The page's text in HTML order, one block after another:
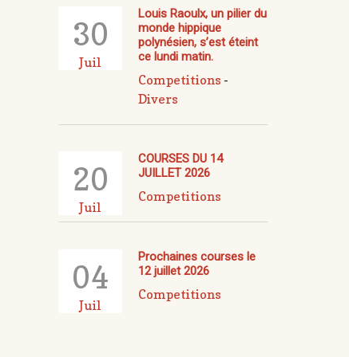
30
Juil
Louis Raoulx, un pilier du
monde hippique
polynésien, s’est éteint
ce lundi matin.
Competitions -
Divers
20
Juil
COURSES DU 14
JUILLET 2026
Competitions
04
Juil
Prochaines courses le
12 juillet 2026
Competitions